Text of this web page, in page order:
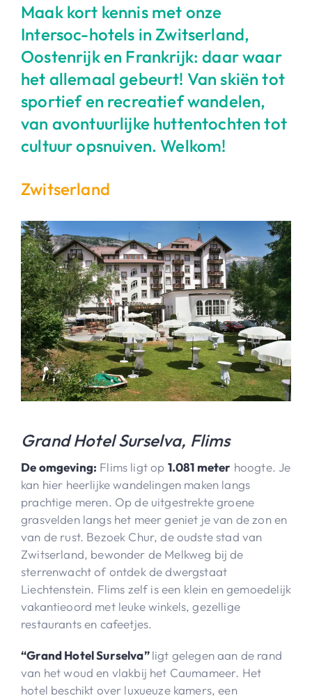
Maak kort kennis met onze
Intersoc-hotels in Zwitserland,
Oostenrijk en Frankrijk: daar waar
het allemaal gebeurt! Van skiën tot
sportief en recreatief wandelen,
van avontuurlijke huttentochten tot
cultuur opsnuiven. Welkom!
Zwitserland
Grand Hotel Surselva, Flims
De omgeving: Flims ligt op 1.081 meter hoogte. Je
kan hier heerlijke wandelingen maken langs
prachtige meren. Op de uitgestrekte groene
grasvelden langs het meer geniet je van de zon en
van de rust. Bezoek Chur, de oudste stad van
Zwitserland, bewonder de Melkweg bij de
sterrenwacht of ontdek de dwergstaat
Liechtenstein. Flims zelf is een klein en gemoedelijk
vakantieoord met leuke winkels, gezellige
restaurants en cafeetjes.
“Grand Hotel Surselva”ligt gelegen aan de rand
van het woud en vlakbij het Caumameer. Het
hotel beschikt over luxueuze kamers, een